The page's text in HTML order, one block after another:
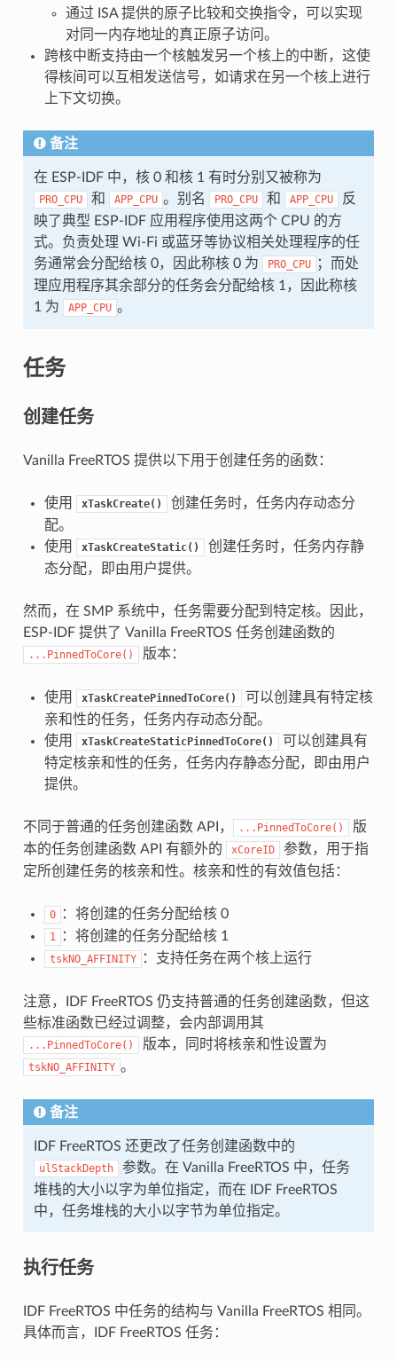
通过 ISA 提供的原子比较和交换指令，可以实现
对同一内存地址的真正原子访问。
跨核中断支持由一个核触发另一个核上的中断，这使
得核间可以互相发送信号，如请求在另一个核上进行
上下文切换。
备注
在 ESP-IDF 中，核 0 和核 1 有时分别又被称为
PRO_CPU 和 APP_CPU 。别名 PRO_CPU 和 APP_CPU
反
映了典型 ESP-IDF 应用程序使用这两个 CPU 的方
式。负责处理 Wi-Fi 或蓝牙等协议相关处理程序的任
务通常会分配给核 0，因此称核 0 为
PRO_CPU
；而处
理应用程序其余部分的任务会分配给核 1，因此称核
1 为
APP_CPU 。
任务
创建任务
Vanilla FreeRTOS 提供以下用于创建任务的函数：
使用 xTaskCreate()
创建任务时，任务内存动态分
配。
使用
xTaskCreateStatic()
创建任务时，任务内存静
态分配，即由用户提供。
然而，在 SMP 系统中，任务需要分配到特定核。因此，
ESP-IDF 提供了 Vanilla FreeRTOS 任务创建函数的
...PinnedToCore() 版本：
使用 xTaskCreatePinnedToCore()
可以创建具有特定核
亲和性的任务，任务内存动态分配。
使用
xTaskCreateStaticPinnedToCore()
可以创建具有
特定核亲和性的任务，任务内存静态分配，即由用户
提供。
不同于普通的任务创建函数 API， ...PinnedToCore()
版
本的任务创建函数 API 有额外的
xCoreID
参数，用于指
定所创建任务的核亲和性。核亲和性的有效值包括：
0 ：将创建的任务分配给核 0
1 ：将创建的任务分配给核 1
tskNO_AFFINITY ：支持任务在两个核上运行
注意，IDF FreeRTOS 仍支持普通的任务创建函数，但这
些标准函数已经过调整，会内部调用其
...PinnedToCore() 版本，同时将核亲和性设置为
tskNO_AFFINITY 。
备注
IDF FreeRTOS 还更改了任务创建函数中的
ulStackDepth
参数。在 Vanilla FreeRTOS 中，任务
堆栈的大小以字为单位指定，而在 IDF FreeRTOS
中，任务堆栈的大小以字节为单位指定。
执行任务
IDF FreeRTOS 中任务的结构与 Vanilla FreeRTOS 相同。
具体而言，IDF FreeRTOS 任务：